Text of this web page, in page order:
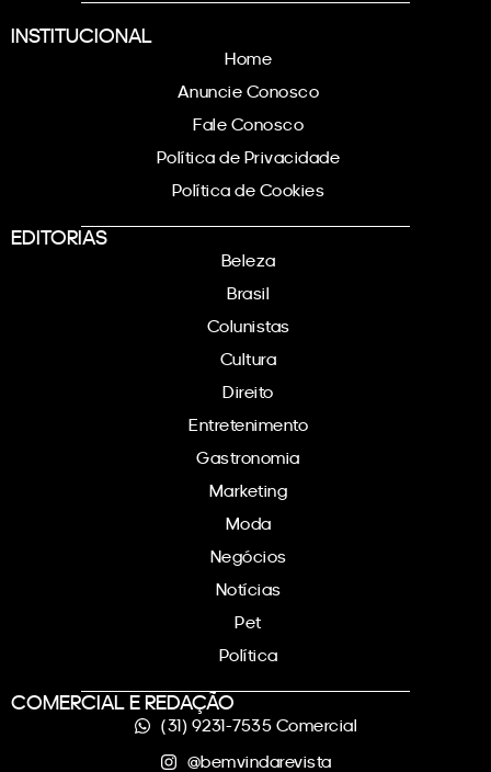
INSTITUCIONAL
Home
Anuncie Conosco
Fale Conosco
Política de Privacidade
Política de Cookies
EDITORIAS
Beleza
Brasil
Colunistas
Cultura
Direito
Entretenimento
Gastronomia
Marketing
Moda
Negócios
Notícias
Pet
Política
COMERCIAL E REDAÇÃO
(31) 9231-7535 Comercial
@bemvindarevista